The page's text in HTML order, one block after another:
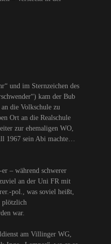
und im Sternzeichen des
kam der Bub
die Volkschule zu
Ort an die Realschule
zur ehemaligen WO,
1967 sein Abi machte…
– während schwerer
an der Uni FR mit
pol., was soviel heißt,
plötzlich
war.
am Villinger WG,